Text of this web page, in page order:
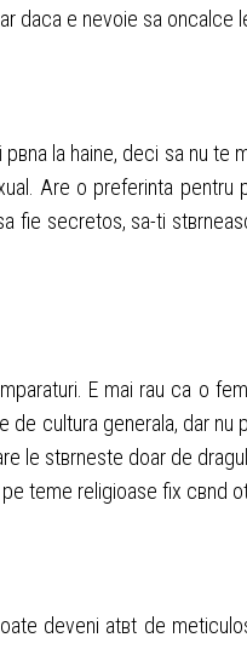
daca e nevoie sa оncalce
la haine, deci sa nu te
Are o preferinta pentru
fie secretos, sa-ti
E mai rau ca o
de cultura generala, dar
le stвrneste doar de
teme religioase fix cвnd
deveni atвt de